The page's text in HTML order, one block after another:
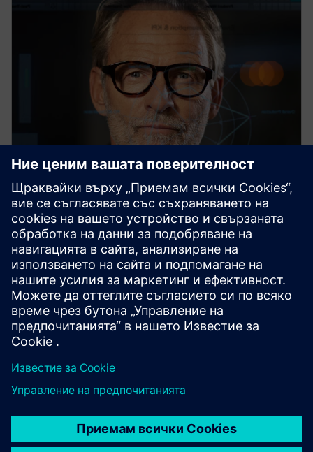
SIMATIC PCS 7
This robust, flexibly adaptable process control
system ensures optimal availability and maximum
efficiency throughout your plant's entire lifecycle.